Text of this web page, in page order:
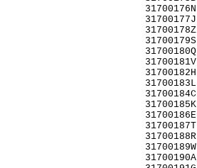
31700176N
31700177J
31700178Z
31700179S
31700180Q
31700181V
31700182H
31700183L
31700184C
31700185K
31700186E
31700187T
31700188R
31700189W
31700190A